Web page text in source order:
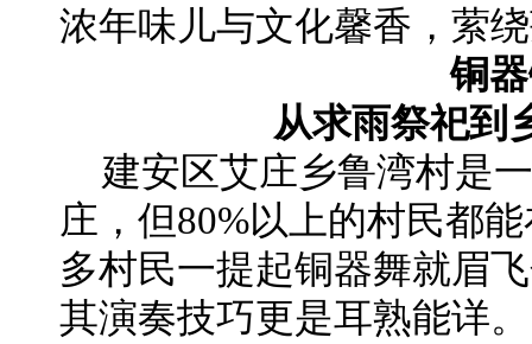
浓年味儿与文化馨香，萦
铜
从求雨祭祀到
建安区艾庄乡鲁湾村是
庄，但80%以上的村民都
多村民一提起铜器舞就眉
其演奏技巧更是耳熟能详。